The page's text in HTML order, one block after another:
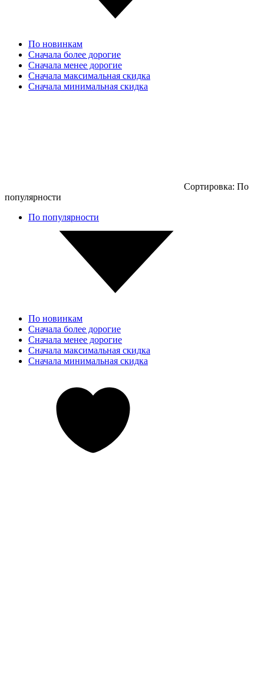
По новинкам
Сначала более дорогие
Сначала менее дорогие
Сначала максимальная скидка
Сначала минимальная скидка
Сортировка: По
популярности
По популярности
По новинкам
Сначала более дорогие
Сначала менее дорогие
Сначала максимальная скидка
Сначала минимальная скидка